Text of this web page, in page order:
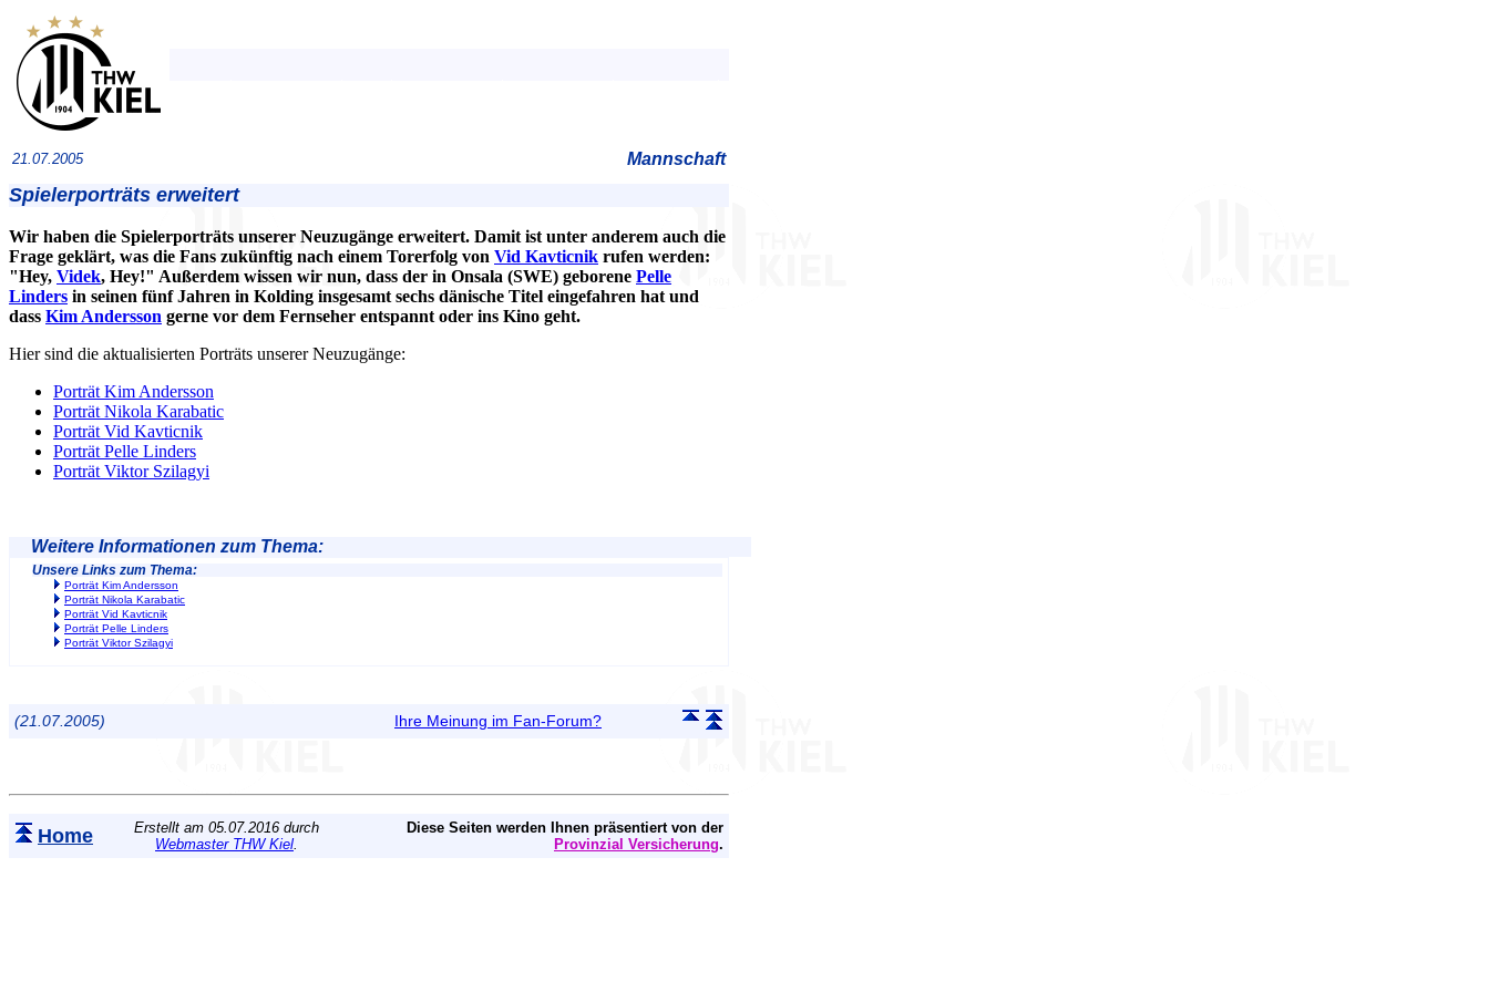
21.07.2005 Mannschaft
Spielerporträts erweitert
Wir haben die Spielerporträts unserer Neuzugänge erweitert. Damit ist unter anderem auch die
Frage geklärt, was die Fans zukünftig nach einem Torerfolg von Vid Kavticnik rufen werden:
"Hey, Videk, Hey!" Außerdem wissen wir nun, dass der in Onsala (SWE) geborene Pelle
Linders in seinen fünf Jahren in Kolding insgesamt sechs dänische Titel eingefahren hat und
dass Kim Andersson gerne vor dem Fernseher entspannt oder ins Kino geht.
Hier sind die aktualisierten Porträts unserer Neuzugänge:
Porträt Kim Andersson
Porträt Nikola Karabatic
Porträt Vid Kavticnik
Porträt Pelle Linders
Porträt Viktor Szilagyi
Weitere Informationen zum Thema:
Unsere Links zum Thema:
Porträt Kim Andersson
Porträt Nikola Karabatic
Porträt Vid Kavticnik
Porträt Pelle Linders
Porträt Viktor Szilagyi
(21.07.2005) Ihre Meinung im Fan-Forum?
Home
Erstellt am 05.07.2016 durch
Webmaster THW Kiel.
Diese Seiten werden Ihnen präsentiert von der
Provinzial Versicherung.